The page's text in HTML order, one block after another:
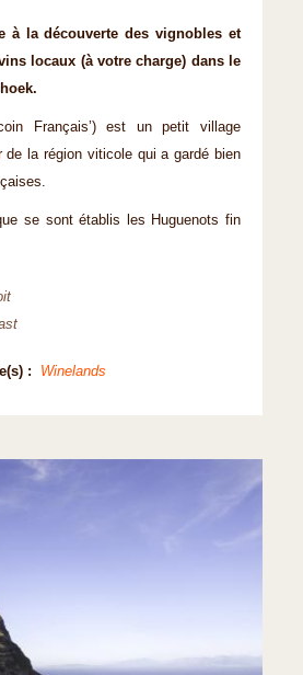
à la découverte des vignobles et
locaux (à votre charge) dans le
Français’) est un petit village
de la région viticole qui a gardé bien
se sont établis les Huguenots fin
: Winelands